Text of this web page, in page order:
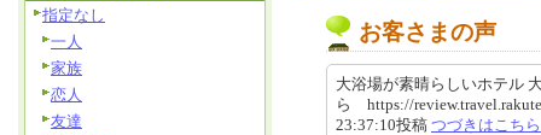
お客さまの声
大浴場が素晴らしいホテル
ら https://
23:37:10投稿 つづきはこちら
指定なし
一人
家族
恋人
友達